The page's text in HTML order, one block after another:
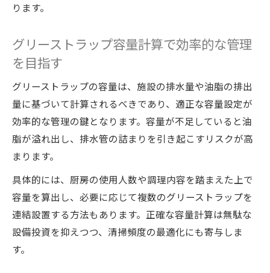
グリストラップ構造図から学ぶ管理のコツ
グリーストラップ設置基準と日常点検のポ
イント
容量計算と水回り管理でトラブル予防
施工方法と設置費用の違いを理解する
安定経営へ導くグリーストラップ清掃の本質
秘訣
グリーストラップ清掃で法的リスクを回避
する方法
グリストラップ清掃とコスト管理の最適な
ります。
グリーストラップ容量計算で効率的な管理
を目指す
グリーストラップの容量は、施設の排水量や油脂の排出
量に基づいて計算されるべきであり、適正な容量設定が
効率的な管理の鍵となります。容量が不足していると油
脂が溢れ出し、排水管の詰まりを引き起こすリスクが高
まります。
具体的には、厨房の使用人数や調理内容を踏まえた上で
容量を算出し、必要に応じて複数のグリーストラップを
連結設置する方法もあります。正確な容量計算は無駄な
設備投資を抑えつつ、清掃頻度の最適化にも寄与しま
す。